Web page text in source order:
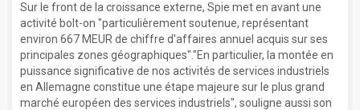
Sur le front de la croissance externe, Spie met en avant une
activité bolt-on "particulièrement soutenue, représentant
environ 667 MEUR de chiffre d'affaires annuel acquis sur ses
principales zones géographiques"."En particulier, la montée en
puissance significative de nos activités de services industriels
en Allemagne constitue une étape majeure sur le plus grand
marché européen des services industriels", souligne aussi son